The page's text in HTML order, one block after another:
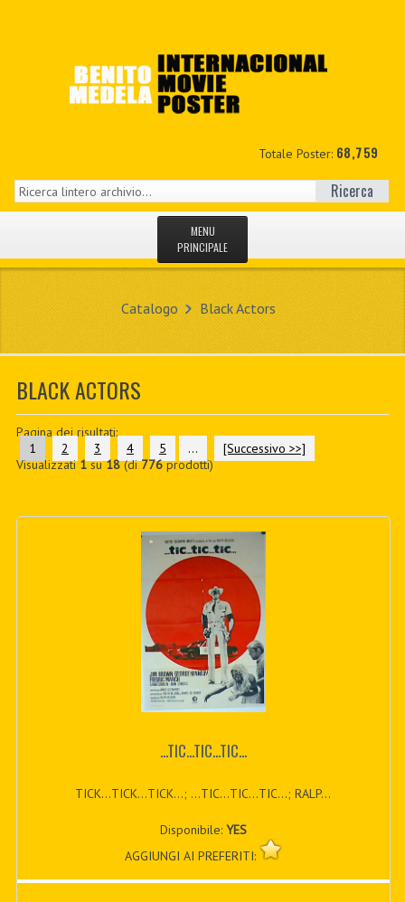
Totale Poster: 68,759
Ricerca
MENU
PRINCIPALE
IL MIO CONTO
CUSTOM PDF
Catalogo Black Actors
BLACK ACTORS
Pagina dei risultati:
1
2 3 4 5 ...
[Successivo >>]
Visualizzati1su18(di776prodotti)
...TIC...TIC...TIC...
TICK...TICK...TICK...; ...TIC...TIC...TIC...; RALP...
Disponibile: YES
AGGIUNGI AI PREFERITI: